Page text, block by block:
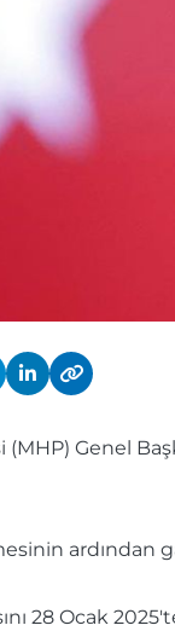
Genel
ardından
28 Ocak